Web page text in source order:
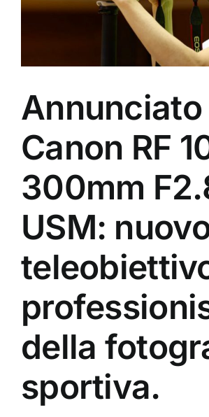
Annunciato
Canon RF
300mm
USM:
della
sportiva.